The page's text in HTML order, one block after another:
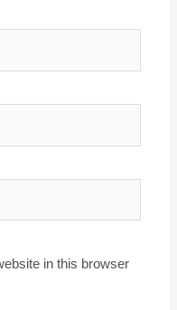
in this browser